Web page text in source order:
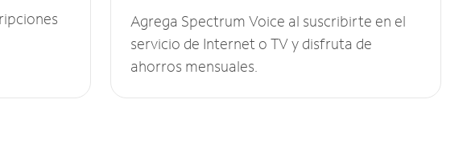
Agrega Spectrum Voice al suscribirte en el
servicio de Internet o TV y disfruta de
ahorros mensuales.